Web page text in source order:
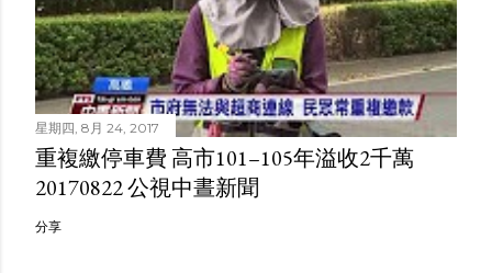
星期四, 8月 24, 2017
重複繳停車費 高市101–105年溢收2千萬
20170822 公視中晝新聞
分享